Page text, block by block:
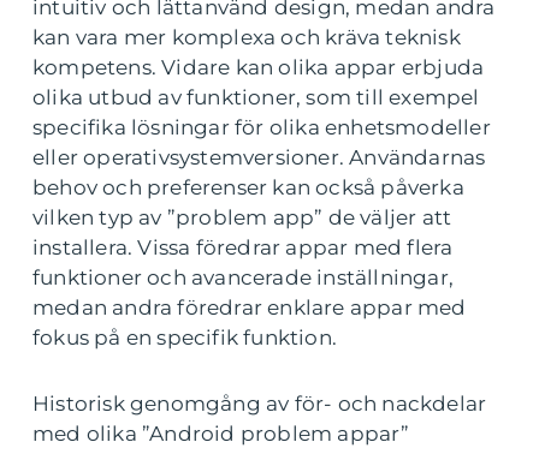
intuitiv och lättanvänd design, medan andra
kan vara mer komplexa och kräva teknisk
kompetens. Vidare kan olika appar erbjuda
olika utbud av funktioner, som till exempel
specifika lösningar för olika enhetsmodeller
eller operativsystemversioner. Användarnas
behov och preferenser kan också påverka
vilken typ av ”problem app” de väljer att
installera. Vissa föredrar appar med flera
funktioner och avancerade inställningar,
medan andra föredrar enklare appar med
fokus på en specifik funktion.
Historisk genomgång av för- och nackdelar
med olika ”Android problem appar”